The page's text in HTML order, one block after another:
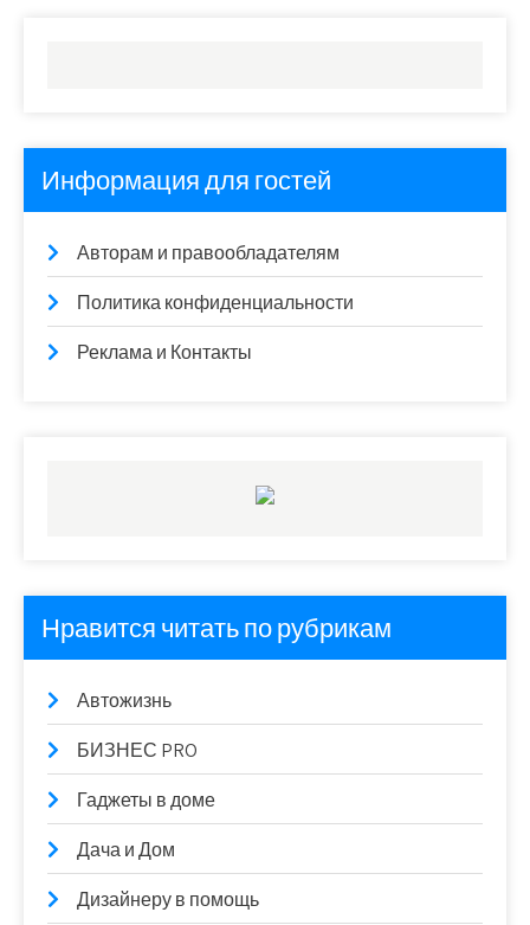
Информация для гостей
Авторам и правообладателям
Политика конфиденциальности
Реклама и Контакты
Нравится читать по рубрикам
Автожизнь
БИЗНЕС PRO
Гаджеты в доме
Дача и Дом
Дизайнеру в помощь